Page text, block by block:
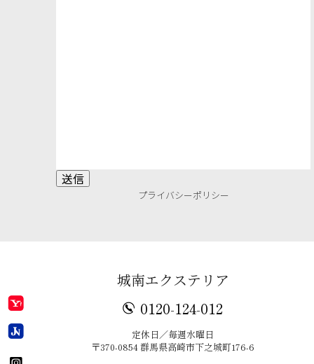
プライバシーポリシー
城南エクステリア
0120-124-012
定休日／毎週水曜日
〒370-0854 群馬県高崎市下之城町176-6